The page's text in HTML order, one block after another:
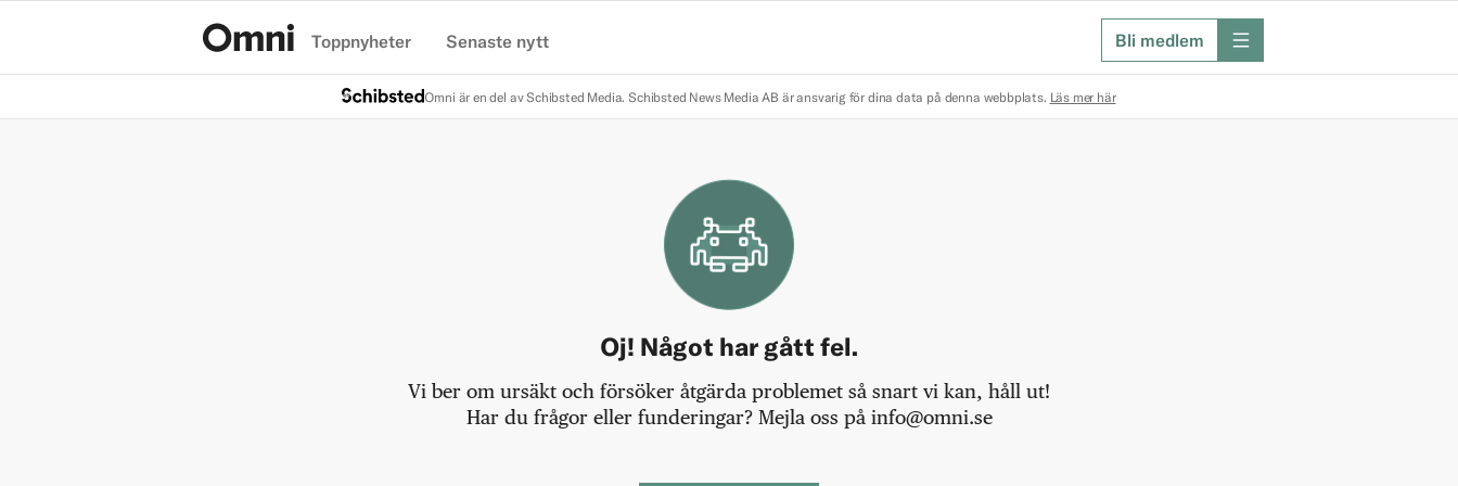
Toppnyheter Senaste nytt Bli medlem meny
Omni är en del av Schibsted Media. Schibsted News Media AB är ansvarig för dina data på denna webbplats. Läs mer här
Oj! Något har gått fel.
Vi ber om ursäkt och försöker åtgärda problemet så snart vi kan, håll ut!
Har du frågor eller funderingar? Mejla oss på info@omni.se